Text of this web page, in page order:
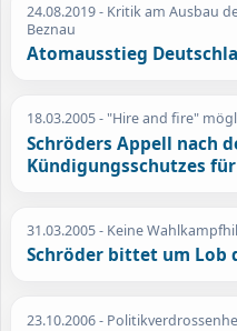
24.08.2019- Kritik am Ausbau
Beznau
Atomausstieg
18.03.2005- "Hire and fire"
Schröders Appell nach
Kündigungsschutzes
31.03.2005- Keine
Schröder bittet um Lob
23.10.2006-